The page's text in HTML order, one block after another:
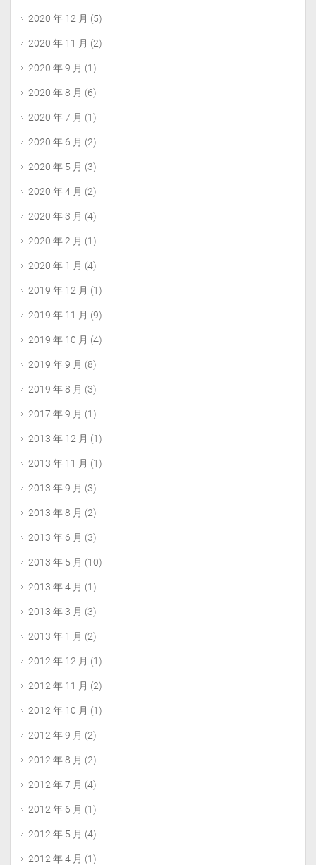
2020 年 12 月 (5)
2020 年 11 月 (2)
2020 年 9 月 (1)
2020 年 8 月 (6)
2020 年 7 月 (1)
2020 年 6 月 (2)
2020 年 5 月 (3)
2020 年 4 月 (2)
2020 年 3 月 (4)
2020 年 2 月 (1)
2020 年 1 月 (4)
2019 年 12 月 (1)
2019 年 11 月 (9)
2019 年 10 月 (4)
2019 年 9 月 (8)
2019 年 8 月 (3)
2017 年 9 月 (1)
2013 年 12 月 (1)
2013 年 11 月 (1)
2013 年 9 月 (3)
2013 年 8 月 (2)
2013 年 6 月 (3)
2013 年 5 月 (10)
2013 年 4 月 (1)
2013 年 3 月 (3)
2013 年 1 月 (2)
2012 年 12 月 (1)
2012 年 11 月 (2)
2012 年 10 月 (1)
2012 年 9 月 (2)
2012 年 8 月 (2)
2012 年 7 月 (4)
2012 年 6 月 (1)
2012 年 5 月 (4)
2012 年 4 月 (1)